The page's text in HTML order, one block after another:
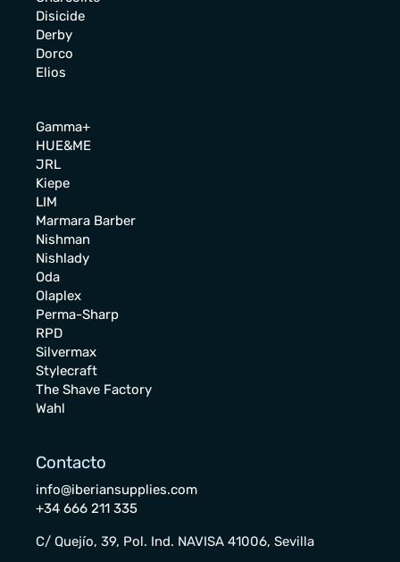
Disicide
Derby
Dorco
Elios
Gamma+
HUE&ME
JRL
Kiepe
LIM
Marmara Barber
Nishman
Nishlady
Oda
Olaplex
Perma-Sharp
RPD
Silvermax
Stylecraft
The Shave Factory
Wahl
Contacto
info@iberiansupplies.com
+34 666 211 335
C/ Quejío, 39, Pol. Ind. NAVISA 41006, Sevilla